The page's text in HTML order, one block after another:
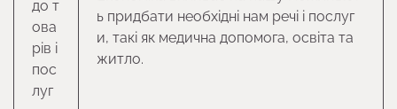
до т
ова
рів і
пос
луг
ь придбати необхідні нам речі і послуг
и, такі як медична допомога, освіта та
житло.